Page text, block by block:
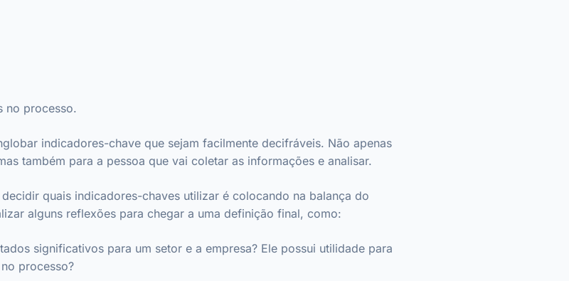
no processo.
indicadores-chave que sejam facilmente decifráveis. Não apenas
também para a pessoa que vai coletar as informações e analisar.
quais indicadores-chaves utilizar é colocando na balança do
alguns reflexões para chegar a uma definição final, como:
significativos para um setor e a empresa? Ele possui utilidade para
processo?